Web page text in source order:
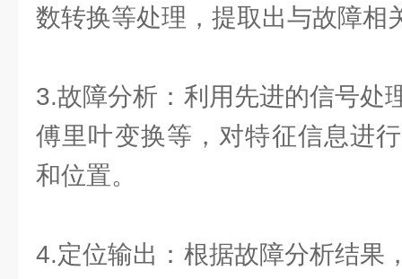
数转换等处理，提取出与故障相
3.故障分析：利用先进的信号处
傅里叶变换等，对特征信息进
和位置。
4.定位输出：根据故障分析结果